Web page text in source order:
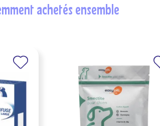
achetés ensemble